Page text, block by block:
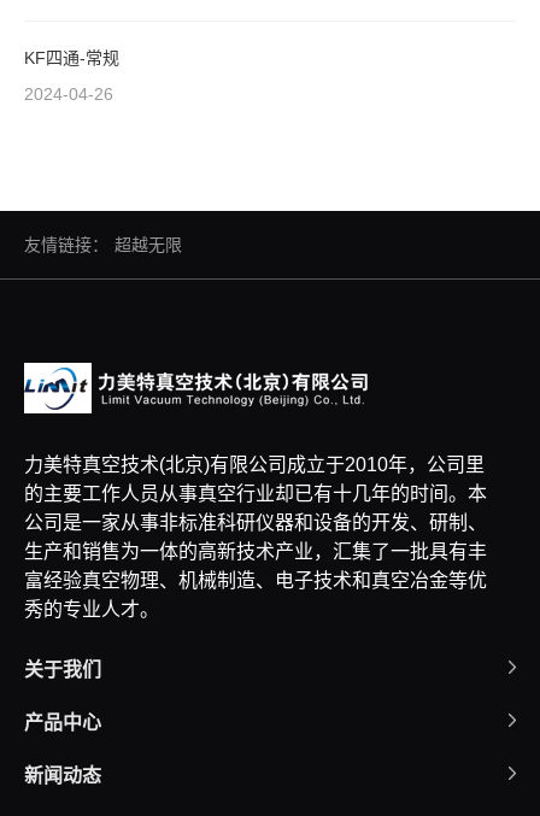
KF四通-常规
2024-04-26
友情链接： 超越无限
力美特真空技术(北京)有限公司成立于2010年，公司里
的主要工作人员从事真空行业却已有十几年的时间。本
公司是一家从事非标准科研仪器和设备的开发、研制、
生产和销售为一体的高新技术产业，汇集了一批具有丰
富经验真空物理、机械制造、电子技术和真空冶金等优
秀的专业人才。
关于我们
产品中心
新闻动态